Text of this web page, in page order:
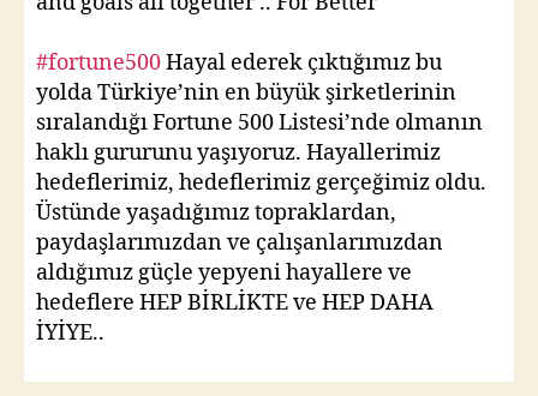
#fortune500Hayal ederek çıktığımız bu
yolda Türkiye’nin en büyük şirketlerinin
sıralandığı Fortune 500 Listesi’nde olmanın
haklı gururunu yaşıyoruz. Hayallerimiz
hedeflerimiz, hedeflerimiz gerçeğimiz oldu.
Üstünde yaşadığımız topraklardan,
paydaşlarımızdan ve çalışanlarımızdan
aldığımız güçle yepyeni hayallere ve
hedeflere HEP BİRLİKTE ve HEP DAHA
İYİYE..